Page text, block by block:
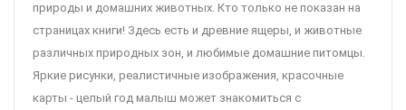
природы и домашних животных. Кто только не показан на
страницах книги! Здесь есть и древние ящеры, и животные
различных природных зон, и любимые домашние питомцы.
Яркие рисунки, реалистичные изображения, красочные
карты - целый год малыш может знакомиться с